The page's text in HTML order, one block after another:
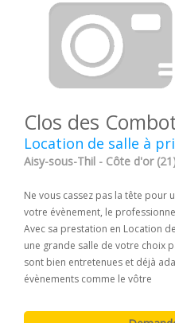
Clos des
Location de salle à
Aisy-sous-Thil - Côte d'or
Ne vous cassez pas la tête pour
votre évènement, le
Avec sa prestation en Location
une grande salle de votre choix
sont bien entretenues et déjà
évènements comme le vôtre